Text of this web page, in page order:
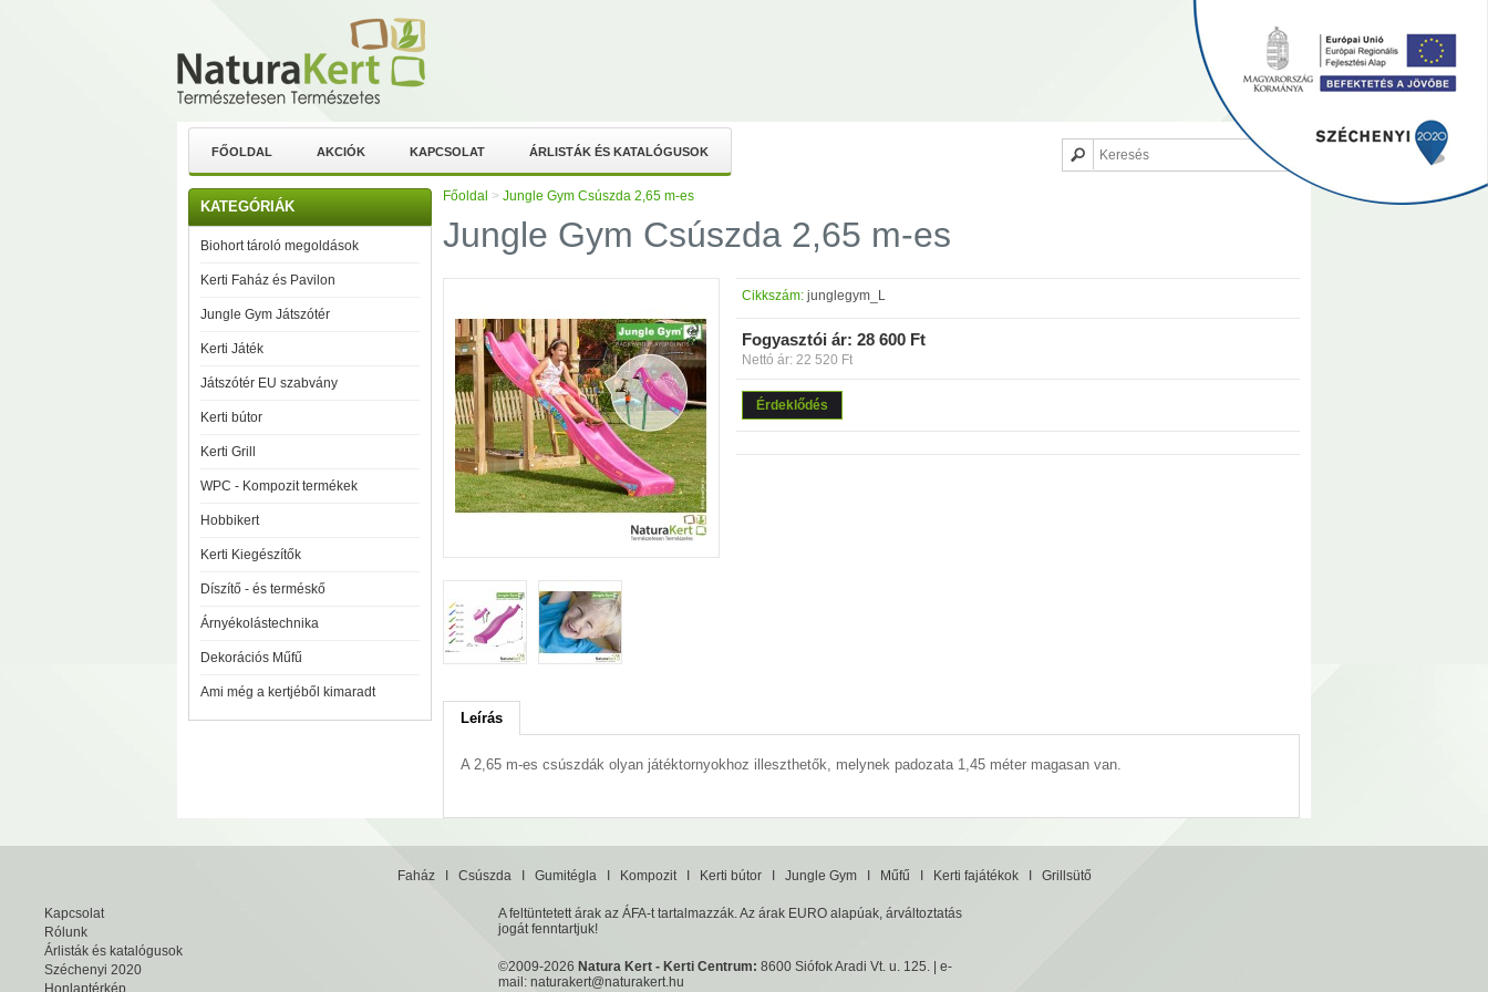
FŐOLDAL AKCIÓK KAPCSOLAT ÁRLISTÁK ÉS KATALÓGUSOK
KATEGÓRIÁK
Biohort tároló megoldások
Kerti Faház és Pavilon
Jungle Gym Játszótér
Kerti Játék
Játszótér EU szabvány
Kerti bútor
Kerti Grill
WPC - Kompozit termékek
Hobbikert
Kerti Kiegészítők
Díszítő - és terméskő
Árnyékolástechnika
Dekorációs Műfű
Ami még a kertjéből kimaradt
Főoldal > Jungle Gym Csúszda 2,65 m-es
Jungle Gym Csúszda 2,65 m-es
Cikkszám: junglegym_L
Fogyasztói ár: 28 600 Ft
Nettó ár: 22 520 Ft
Érdeklődés
Leírás
A 2,65 m-es csúszdák olyan játéktornyokhoz illeszthetők, melynek padozata 1,45 méter magasan van.
FaházI CsúszdaI GumitéglaI KompozitI Kerti bútorI Jungle GymI Műfű Kerti fajátékokI Grillsütő
Kapcsolat
Rólunk
Árlisták és katalógusok
Széchenyi 2020
Honlaptérkép
A feltüntetett árak az ÁFA-t tartalmazzák. Az árak EURO alapúak, árváltoztatás
jogát fenntartjuk!
©2009-2026 Natura Kert - Kerti Centrum: 8600 Siófok Aradi Vt. u. 125. | e-
mail:naturakert@naturakert.hu